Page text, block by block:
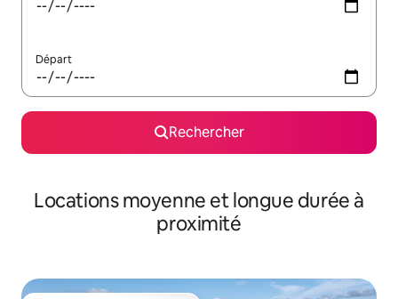
Départ
Rechercher
Locations moyenne et longue durée à
proximité